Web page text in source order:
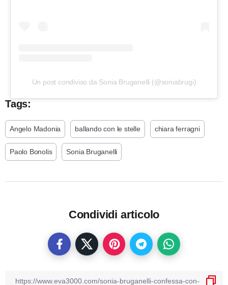
Un post condiviso da Sonia Bruganelli (@soniabrugi)
Tags:
Angelo Madonia ballando con le stelle chiara ferragni
Paolo Bonolis Sonia Bruganelli
Condividi articolo